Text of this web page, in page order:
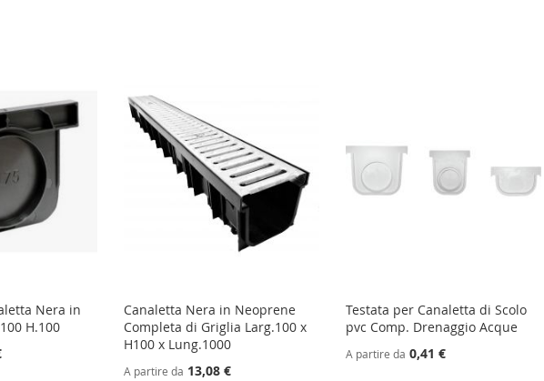
Nera in
H.100
Canaletta Nera in Neoprene
Completa di Griglia Larg.100 x
H100 x Lung.1000
A partire da 13,08 €
Testata per Canaletta di Scolo
pvc Comp. Drenaggio Acque
A partire da 0,41 €